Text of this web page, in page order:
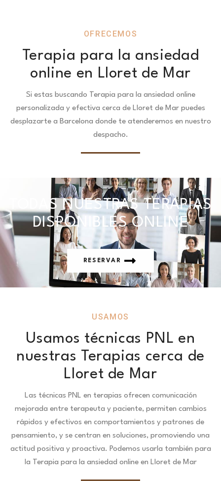
OFRECEMOS
Terapia para la ansiedad
online en Lloret de Mar
Si estas buscando Terapia para la ansiedad online
personalizada y efectiva cerca de Lloret de Mar puedes
desplazarte a Barcelona donde te atenderemos en nuestro
despacho.
TODAS NUESTRAS TERAPIAS
DISPONIBLES ONLINE
RESERVAR
USAMOS
Usamos técnicas PNL en
nuestras Terapias cerca de
Lloret de Mar
Las técnicas PNL en terapias ofrecen comunicación
mejorada entre terapeuta y paciente, permiten cambios
rápidos y efectivos en comportamientos y patrones de
pensamiento, y se centran en soluciones, promoviendo una
actitud positiva y proactiva. Podemos usarla también para
la Terapia para la ansiedad online en Lloret de Mar